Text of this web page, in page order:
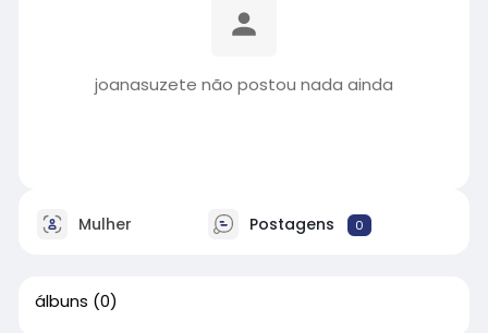
joanasuzete não postou nada ainda
Mulher Postagens 0
álbuns (0)